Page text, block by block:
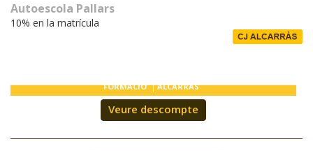
Autoescola Pallars
10% en la matrícula
FORMACIÓ ALCARRÀS
Veure descompte